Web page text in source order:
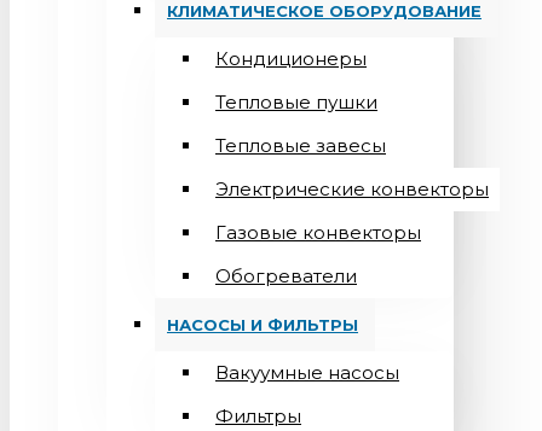
КЛИМАТИЧЕСКОЕ ОБОРУДОВАНИЕ
Кондиционеры
Teпловые пушки
Тепловые завесы
Электрические конвекторы
Газовые конвекторы
Обогреватели
НАСОСЫ И ФИЛЬТРЫ
Вакуумные насосы
Фильтры